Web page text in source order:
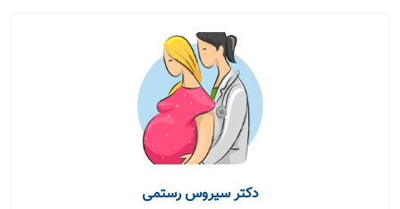
دکتر سیروس رستمی